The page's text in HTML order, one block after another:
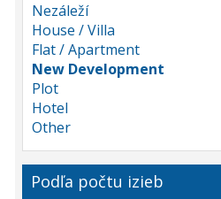
Nezáleží
House / Villa
Flat / Apartment
New Development
Plot
Hotel
Other
Podľa počtu izieb